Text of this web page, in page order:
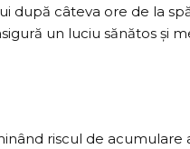
după câteva ore de la
un luciu sănătos și
riscul de acumulare